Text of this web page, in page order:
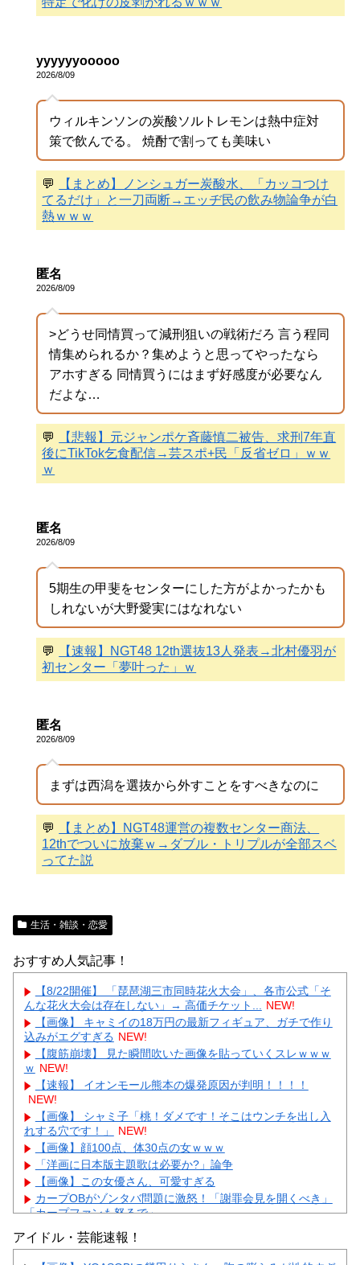
yyyyyyooooo
2026/8/09
ウィルキンソンの炭酸ソルトレモンは熱中症対
策で飲んでる。 焼酎で割っても美味い
💬
【まとめ】ノンシュガー炭酸水、「カッコつけ
てるだけ」と一刀両断→エッヂ民の飲み物論争が白
熱ｗｗｗ
匿名
2026/8/09
>どうせ同情買って減刑狙いの戦術だろ 言う程同
情集められるか？集めようと思ってやったなら
アホすぎる 同情買うにはまず好感度が必要なん
だよな…
💬
【悲報】元ジャンポケ斉藤慎二被告、求刑7年直
後にTikTok乞食配信→芸スポ+民「反省ゼロ」ｗｗ
ｗ
匿名
2026/8/09
5期生の甲斐をセンターにした方がよかったかも
しれないが大野愛実にはなれない
💬
【速報】NGT48 12th選抜13人発表→北村優羽が
初センター「夢叶った」ｗ
匿名
2026/8/09
まずは西潟を選抜から外すことをすべきなのに
💬
【まとめ】NGT48運営の複数センター商法、
12thでついに放棄ｗ→ダブル・トリプルが全部スベ
ってた説
生活・雑談・恋愛
おすすめ人気記事！
【8/22開催】 「琵琶湖三市同時花火大会」、各市公式「そ
んな花火大会は存在しない」→ 高価チケット...
NEW!
【画像】 キャミイの18万円の最新フィギュア、ガチで作り
込みがエグすぎる NEW!
【腹筋崩壊】 見た瞬間吹いた画像を貼っていくスレｗｗｗ
ｗ NEW!
【速報】 イオンモール熊本の爆発原因が判明！！！！
NEW!
【画像】 シャミ子「桃！ダメです！そこはウンチを出し入
れする穴です！」
NEW!
【画像】顔100点、体30点の女ｗｗｗ
「洋画に日本版主題歌は必要か?」論争
【画像】この女優さん、可愛すぎる
カープOBがゾンタバ問題に激怒！「謝罪会見を開くべき」
「カープファンも怒るで」
【画像】顔100点、体30点の女ｗｗｗ
アイドル・芸能速報！